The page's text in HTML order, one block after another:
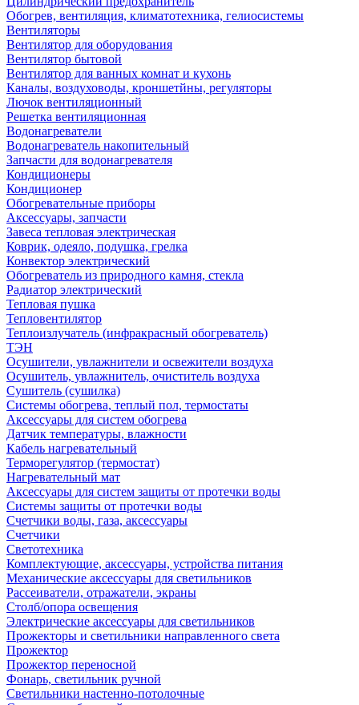
Обогрев, вентиляция, климатотехника, гелиосистемы
Вентиляторы
Вентилятор для оборудования
Вентилятор бытовой
Вентилятор для ванных комнат и кухонь
Каналы, воздуховоды, кроншетйны, регуляторы
Лючок вентиляционный
Решетка вентиляционная
Водонагреватели
Водонагреватель накопительный
Запчасти для водонагревателя
Кондиционеры
Кондиционер
Обогревательные приборы
Аксессуары, запчасти
Завеса тепловая электрическая
Коврик, одеяло, подушка, грелка
Конвектор электрический
Обогреватель из природного камня, стекла
Радиатор электрический
Тепловая пушка
Тепловентилятор
Теплоизлучатель (инфракрасный обогреватель)
ТЭН
Осушители, увлажнители и освежители воздуха
Осушитель, увлажнитель, очиститель воздуха
Сушитель (сушилка)
Системы обогрева, теплый пол, термостаты
Аксессуары для систем обогрева
Датчик температуры, влажности
Кабель нагревательный
Терморегулятор (термостат)
Нагревательный мат
Аксессуары для систем защиты от протечки воды
Системы защиты от протечки воды
Счетчики воды, газа, аксессуары
Счетчики
Светотехника
Комплектующие, аксессуары, устройства питания
Механические аксессуары для светильников
Рассеиватели, отражатели, экраны
Столб/опора освещения
Электрические аксессуары для светильников
Прожекторы и светильники направленного света
Прожектор
Прожектор переносной
Фонарь, светильник ручной
Светильники настенно-потолочные